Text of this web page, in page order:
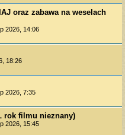
oraz zabawa na weselach
2026, 14:06
18:26
2026, 7:35
rok filmu nieznany)
2026, 15:45